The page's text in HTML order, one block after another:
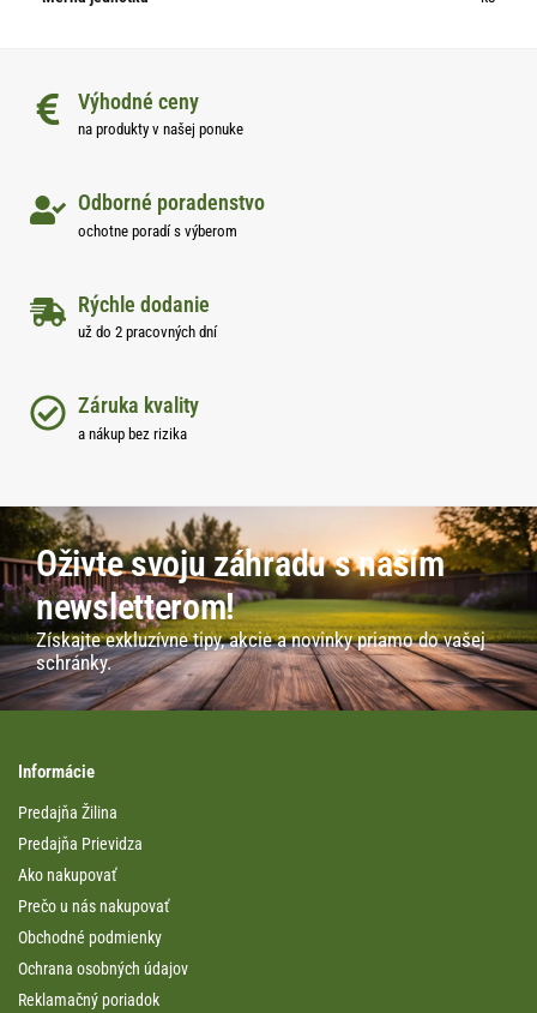
Výhodné ceny
na produkty v našej ponuke
Odborné poradenstvo
ochotne poradí s výberom
Rýchle dodanie
už do 2 pracovných dní
Záruka kvality
a nákup bez rizika
Oživte svoju záhradu s naším
newsletterom!
Získajte exkluzívne tipy, akcie a novinky priamo do vašej
schránky.
Informácie
Predajňa Žilina
Predajňa Prievidza
Ako nakupovať
Prečo u nás nakupovať
Obchodné podmienky
Ochrana osobných údajov
Reklamačný poriadok